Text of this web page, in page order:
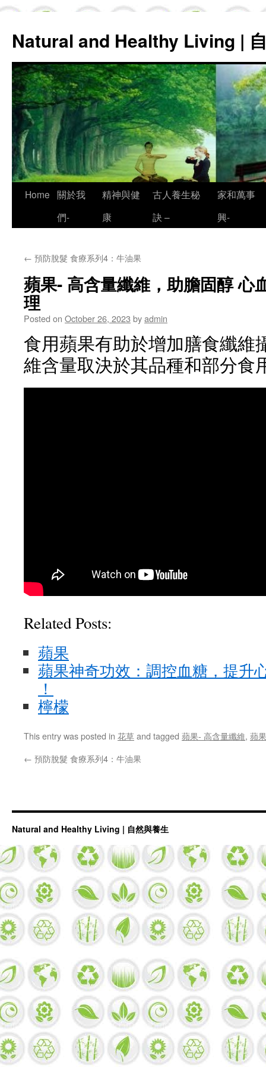
Natural and Healthy Living |
Skip
Home 關於我
們-
精神與健
康
古人養生秘
訣 –
家和萬事
興-
← 預防脫髮 食療系列4：牛油果
蘋果- 高含量纖維，助膽固醇 心
理
Posted on October 26, 2023 byadmin
食用蘋果有助於增加膳食纖維
維含量取決於其品種和部分食
Related Posts:
蘋果
蘋果神奇功效：調控血糖，提升
！
檸檬
This entry was posted in 花草and tagged 蘋果- 高含量纖維, 蘋
← 預防脫髮 食療系列4：牛油果
Natural and Healthy Living | 自然與養生